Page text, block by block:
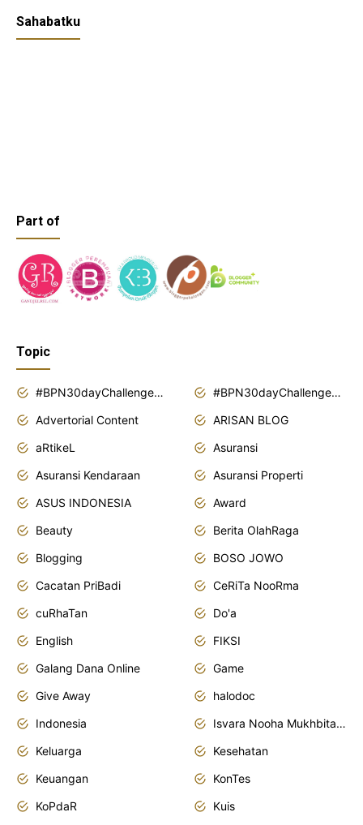
Sahabatku
Part of
Topic
#BPN30dayChallenge2018
#BPN30dayChallenge2019
Advertorial Content
ARISAN BLOG
aRtikeL
Asuransi
Asuransi Kendaraan
Asuransi Properti
ASUS INDONESIA
Award
Beauty
Berita OlahRaga
Blogging
BOSO JOWO
Cacatan PriBadi
CeRiTa NooRma
cuRhaTan
Do'a
English
FIKSI
Galang Dana Online
Game
Give Away
halodoc
Indonesia
Isvara Nooha Mukhbita Zain
Keluarga
Kesehatan
Keuangan
KonTes
KoPdaR
Kuis